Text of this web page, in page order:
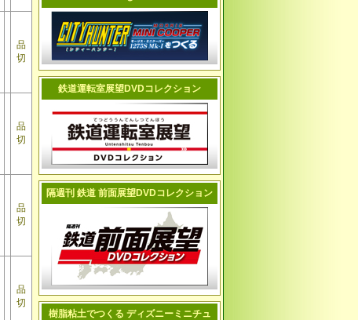
品
切
品
切
品
切
品
切
鉄道運転室展望DVDコレクション
隔週刊 鉄道 前面展望DVDコレクション
樹脂粘土でつくる ディズニーミニチュ